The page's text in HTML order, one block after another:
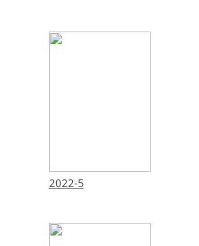
2022-5